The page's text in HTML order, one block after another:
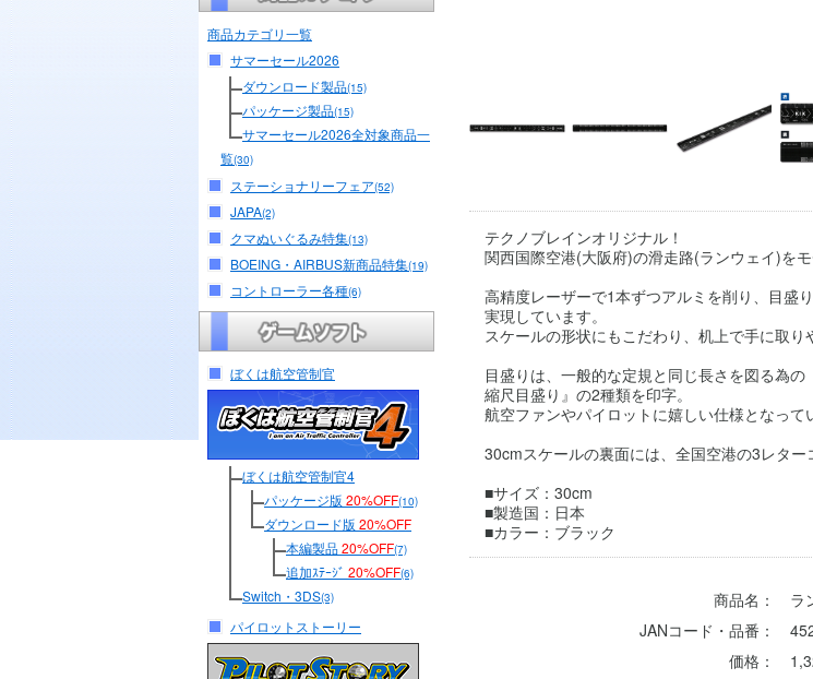
商品カテゴリ一覧
サマーセール2026
ダウンロード製品(15)
パッケージ製品(15)
サマーセール2026全対象商品一
覧(30)
ステーショナリーフェア(52)
JAPA(2)
クマぬいぐるみ特集(13)
BOEING・AIRBUS新商品特集(19)
コントローラー各種(6)
ぼくは航空管制官
ぼくは航空管制官4
パッケージ版 20%OFF(10)
ダウンロード版 20%OFF
本編製品20%OFF(7)
追加ｽﾃｰｼﾞ 20%OFF(6)
Switch・3DS(3)
パイロットストーリー
テクノブレインオリジナル！
関西国際空港(大阪府)の滑走路(ランウェイ)を
高精度レーザーで1本ずつアルミを削り、目盛
実現しています。
スケールの形状にもこだわり、机上で手に取り
目盛りは、一般的な定規と同じ長さを図る為
縮尺目盛り』の2種類を印字。
航空ファンやパイロットに嬉しい仕様となって
30cmスケールの裏面には、全国空港の3レター
■サイズ：30cm
■製造国：日本
■カラー：ブラック
商品名：
ラ
JANコード・品番：
価格：